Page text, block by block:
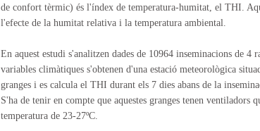
de confort tèrmic) és l'índex de temperatura-humitat, el THI.
l'efecte de la humitat relativa i la temperatura ambiental.
En aquest estudi s'analitzen dades de 10964 inseminacions de 4
variables climàtiques s'obtenen d'una estació meteorològica
granges i es calcula el THI durant els 7 dies abans de la
S'ha de tenir en compte que aquestes granges tenen ventiladors
temperatura de 23-27ºC.